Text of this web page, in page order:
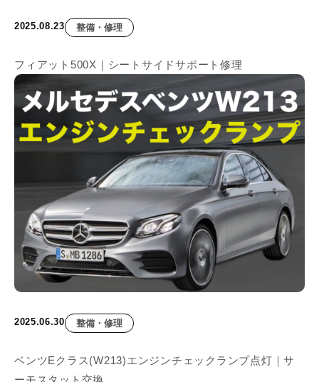
2025.08.23 整備・修理
フィアット500X｜シートサイドサポート修理
2025.06.30 整備・修理
ベンツEクラス(W213)エンジンチェックランプ点灯｜サ
ーモスタット交換